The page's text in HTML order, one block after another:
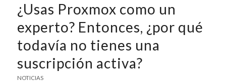
¿Usas Proxmox como un
experto? Entonces, ¿por qué
todavía no tienes una
suscripción activa?
NOTICIAS